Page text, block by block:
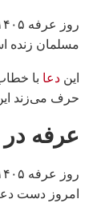
مسلمان زنده
این دعا با
حرف می‌زند
عرفه در ایران
امروز دست